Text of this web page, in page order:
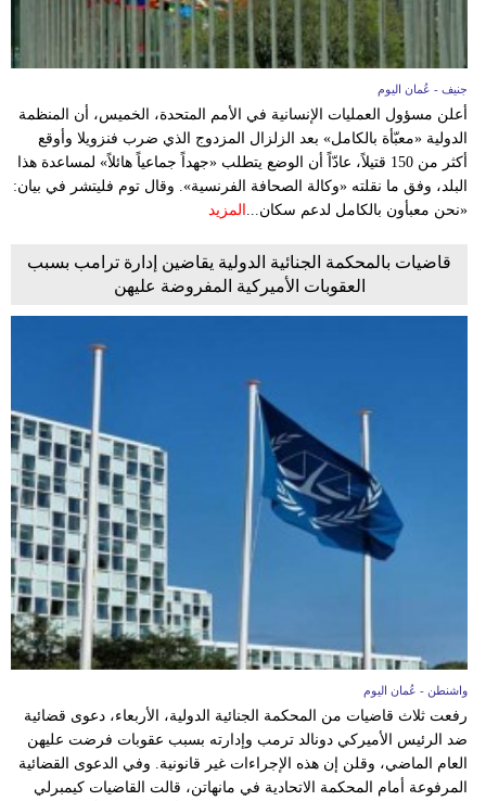
جنيف - عُمان اليوم
أعلن مسؤول العمليات الإنسانية في الأمم المتحدة، الخميس، أن المنظمة
الدولية «معبّأة بالكامل» بعد الزلزال المزدوج الذي ضرب فنزويلا وأوقع
أكثر من 150 قتيلاً، عادّاً أن الوضع يتطلب «جهداً جماعياً هائلاً» لمساعدة هذا
البلد، وفق ما نقلته «وكالة الصحافة الفرنسية». وقال توم فليتشر في بيان:
«نحن معبأون بالكامل لدعم سكان... المزيد
قاضيات بالمحكمة الجنائية الدولية يقاضين إدارة ترامب بسبب
العقوبات الأميركية المفروضة عليهن
واشنطن - عُمان اليوم
رفعت ثلاث قاضيات من المحكمة الجنائية الدولية، الأربعاء، دعوى قضائية
ضد ​الرئيس الأميركي دونالد ترمب وإدارته بسبب عقوبات فرضت عليهن
العام الماضي، وقلن إن هذه الإجراءات غير قانونية. وفي الدعوى القضائية
المرفوعة أمام المحكمة الاتحادية في مانهاتن، قالت القاضيات كيمبرلي